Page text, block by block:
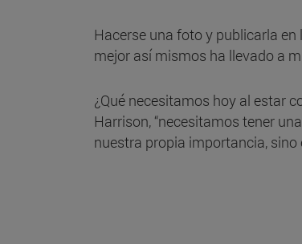
Hacerse una foto y publicarla en
mejor así mismos ha llevado a
¿Qué necesitamos hoy al estar
Harrison, “necesitamos tener
nuestra propia importancia, sino